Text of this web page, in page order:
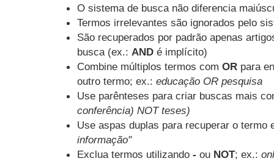
O sistema de busca não diferencia
Termos irrelevantes são ignorados pelo
São recuperados por padrão apenas
busca (ex.: AND é implícito)
Combine múltiplos termos com OR para
outro termo; ex.: educação OR pesquisa
Use parênteses para criar buscas mais
conferência) NOT teses)
Use aspas duplas para recuperar o termo
informação"
Exclua termos utilizando - ou NOT; ex.: